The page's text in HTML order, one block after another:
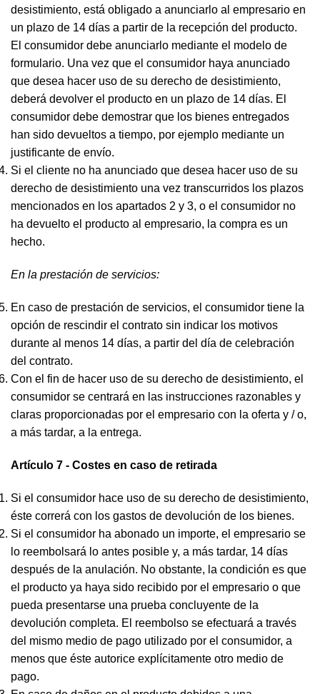
desistimiento, está obligado a anunciarlo al empresario en
un plazo de 14 días a partir de la recepción del producto.
El consumidor debe anunciarlo mediante el modelo de
formulario. Una vez que el consumidor haya anunciado
que desea hacer uso de su derecho de desistimiento,
deberá devolver el producto en un plazo de 14 días. El
consumidor debe demostrar que los bienes entregados
han sido devueltos a tiempo, por ejemplo mediante un
justificante de envío.
Si el cliente no ha anunciado que desea hacer uso de su
derecho de desistimiento una vez transcurridos los plazos
mencionados en los apartados 2 y 3, o el consumidor no
ha devuelto el producto al empresario, la compra es un
hecho.
En la prestación de servicios:
En caso de prestación de servicios, el consumidor tiene la
opción de rescindir el contrato sin indicar los motivos
durante al menos 14 días, a partir del día de celebración
del contrato.
Con el fin de hacer uso de su derecho de desistimiento, el
consumidor se centrará en las instrucciones razonables y
claras proporcionadas por el empresario con la oferta y / o,
a más tardar, a la entrega.
Artículo 7 - Costes en caso de retirada
Si el consumidor hace uso de su derecho de desistimiento,
éste correrá con los gastos de devolución de los bienes.
Si el consumidor ha abonado un importe, el empresario se
lo reembolsará lo antes posible y, a más tardar, 14 días
después de la anulación. No obstante, la condición es que
el producto ya haya sido recibido por el empresario o que
pueda presentarse una prueba concluyente de la
devolución completa. El reembolso se efectuará a través
del mismo medio de pago utilizado por el consumidor, a
menos que éste autorice explícitamente otro medio de
pago.